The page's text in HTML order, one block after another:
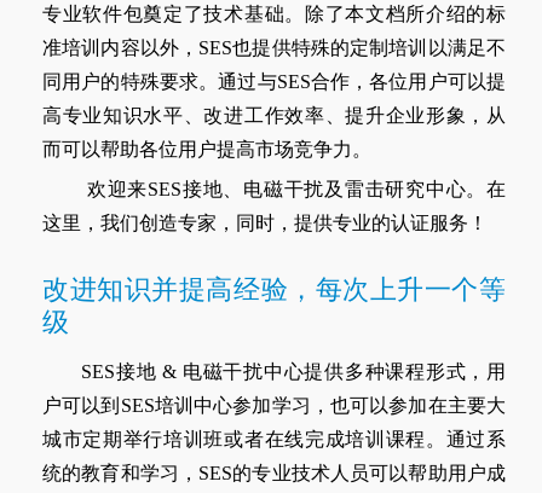
专业软件包奠定了技术基础。除了本文档所介绍的标
准培训内容以外，SES也提供特殊的定制培训以满足不
同用户的特殊要求。通过与SES合作，各位用户可以提
高专业知识水平、改进工作效率、提升企业形象，从
而可以帮助各位用户提高市场竞争力。
欢迎来SES接地、电磁干扰及雷击研究中心。在
这里，我们创造专家，同时，提供专业的认证服务！
改进知识并提高经验，每次上升一个等
级
SES接地 & 电磁干扰中心提供多种课程形式，用
户可以到SES培训中心参加学习，也可以参加在主要大
城市定期举行培训班或者在线完成培训课程。通过系
统的教育和学习，SES的专业技术人员可以帮助用户成